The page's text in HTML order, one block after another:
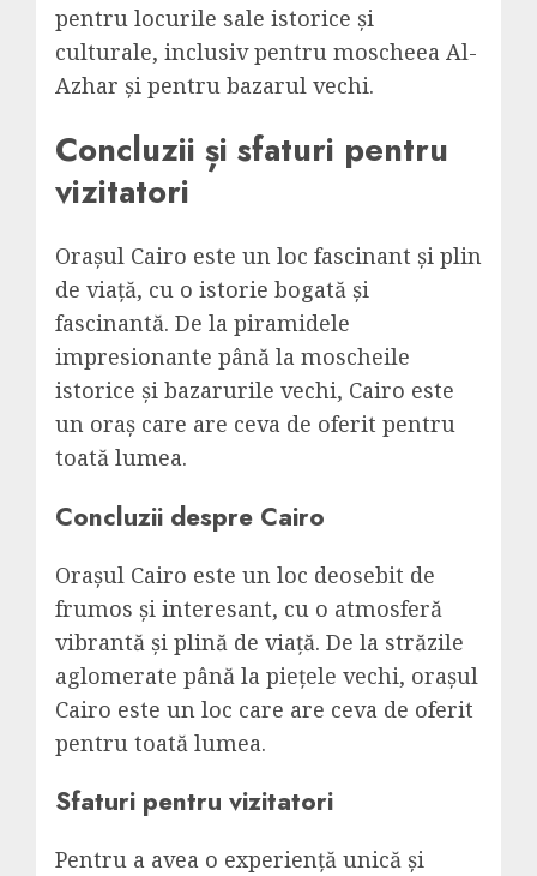
pentru locurile sale istorice și
culturale, inclusiv pentru moscheea Al-
Azhar și pentru bazarul vechi.
Concluzii și sfaturi pentru
vizitatori
Orașul Cairo este un loc fascinant și plin
de viață, cu o istorie bogată și
fascinantă. De la piramidele
impresionante până la moscheile
istorice și bazarurile vechi, Cairo este
un oraș care are ceva de oferit pentru
toată lumea.
Concluzii despre Cairo
Orașul Cairo este un loc deosebit de
frumos și interesant, cu o atmosferă
vibrantă și plină de viață. De la străzile
aglomerate până la piețele vechi, orașul
Cairo este un loc care are ceva de oferit
pentru toată lumea.
Sfaturi pentru vizitatori
Pentru a avea o experiență unică și